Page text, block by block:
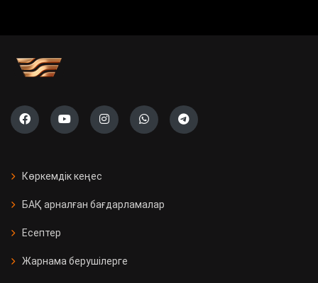
Көркемдік кеңес
БАҚ арналған бағдарламалар
Есептер
Жарнама берушілерге